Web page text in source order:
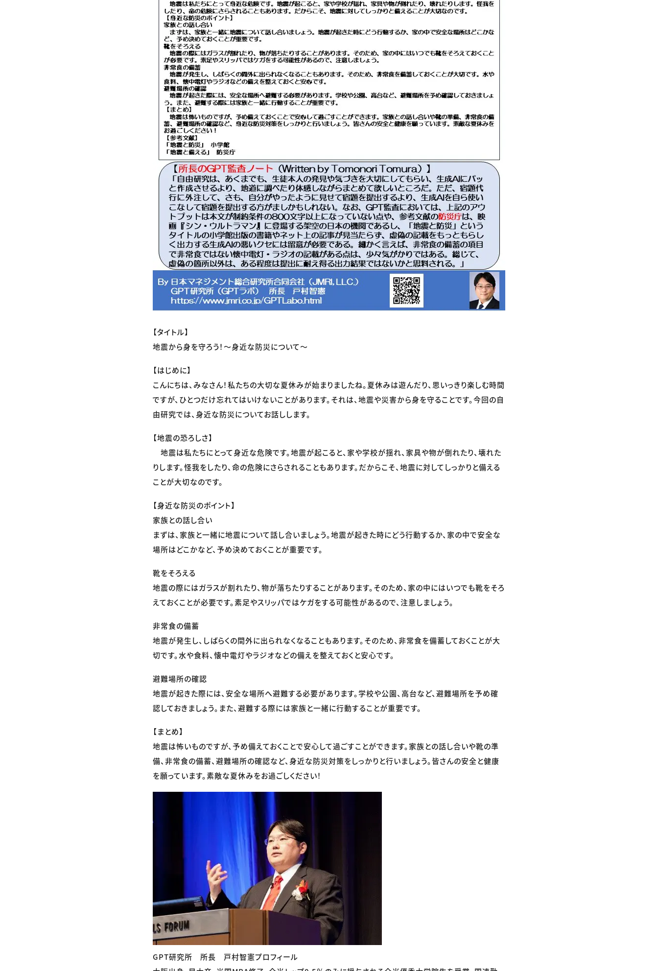
【タイトル】
地震から身を守ろう！〜身近な防災について〜
【はじめに】
こんにちは、みなさん！私たちの大切な夏休みが始まりましたね。夏休みは遊んだり、思いっきり楽しむ時間
ですが、ひとつだけ忘れてはいけないことがあります。それは、地震や災害から身を守ることです。今回の自
由研究では、身近な防災についてお話しします。
【地震の恐ろしさ】
地震は私たちにとって身近な危険です。地震が起こると、家や学校が揺れ、家具や物が倒れたり、壊れた
りします。怪我をしたり、命の危険にさらされることもあります。だからこそ、地震に対してしっかりと備える
ことが大切なのです。
【身近な防災のポイント】
家族との話し合い
まずは、家族と一緒に地震について話し合いましょう。地震が起きた時にどう行動するか、家の中で安全な
場所はどこかなど、予め決めておくことが重要です。
靴をそろえる
地震の際にはガラスが割れたり、物が落ちたりすることがあります。そのため、家の中にはいつでも靴をそろ
えておくことが必要です。素足やスリッパではケガをする可能性があるので、注意しましょう。
非常食の備蓄
地震が発生し、しばらくの間外に出られなくなることもあります。そのため、非常食を備蓄しておくことが大
切です。水や食料、懐中電灯やラジオなどの備えを整えておくと安心です。
避難場所の確認
地震が起きた際には、安全な場所へ避難する必要があります。学校や公園、高台など、避難場所を予め確
認しておきましょう。また、避難する際には家族と一緒に行動することが重要です。
【まとめ】
地震は怖いものですが、予め備えておくことで安心して過ごすことができます。家族との話し合いや靴の準
備、非常食の備蓄、避難場所の確認など、身近な防災対策をしっかりと行いましょう。皆さんの安全と健康
を願っています。素敵な夏休みをお過ごしください！
GPT研究所 所長 戸村智憲プロフィール